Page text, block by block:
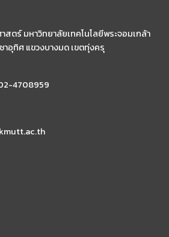
ตร์ มหาวิทยาลัยเทคโนโลยีพระจอมเกล้า
าอุทิศ แขวงบางมด เขตทุ่งครุ
4708959